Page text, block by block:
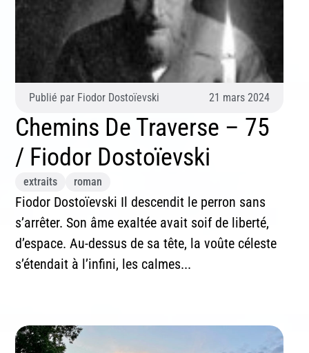
Publié par Fiodor Dostoïevski 21 mars 2024
Chemins De Traverse – 75
/ Fiodor Dostoïevski
extraits roman
Fiodor Dostoïevski Il descendit le perron sans
s’arrêter. Son âme exaltée avait soif de liberté,
d’espace. Au-dessus de sa tête, la voûte céleste
s’étendait à l’infini, les calmes...